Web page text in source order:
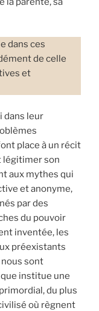
dans ces
de celle
et
dans leur
place à un récit
légitimer son
aux mythes qui
et anonyme,
par des
du pouvoir
inventée, les
préexistants
sont
institue une
du plus
où règnent